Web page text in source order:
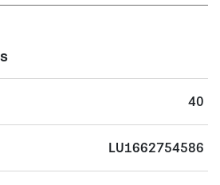
40
LU1662754586